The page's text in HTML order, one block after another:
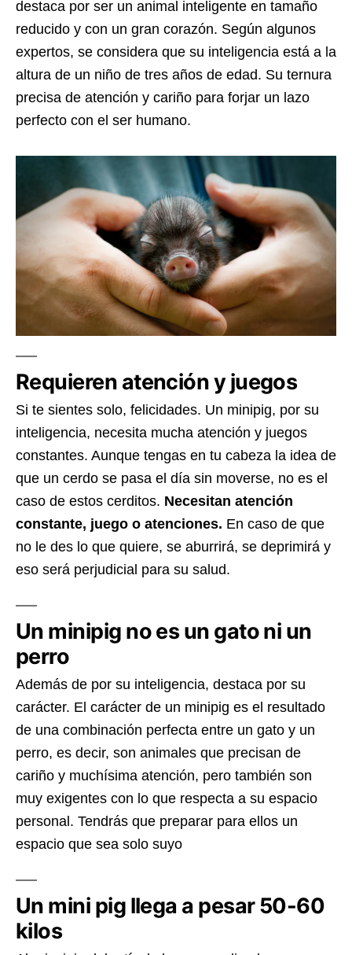
destaca por ser un animal inteligente en tamaño
reducido y con un gran corazón. Según algunos
expertos, se considera que su inteligencia está a la
altura de un niño de tres años de edad. Su ternura
precisa de atención y cariño para forjar un lazo
perfecto con el ser humano.
Requieren atención y juegos
Si te sientes solo, felicidades. Un minipig, por su
inteligencia, necesita mucha atención y juegos
constantes. Aunque tengas en tu cabeza la idea de
que un cerdo se pasa el día sin moverse, no es el
caso de estos cerditos. Necesitan atención
constante, juego o atenciones. En caso de que
no le des lo que quiere, se aburrirá, se deprimirá y
eso será perjudicial para su salud.
Un minipig no es un gato ni un
perro
Además de por su inteligencia, destaca por su
carácter. El carácter de un minipig es el resultado
de una combinación perfecta entre un gato y un
perro, es decir, son animales que precisan de
cariño y muchísima atención, pero también son
muy exigentes con lo que respecta a su espacio
personal. Tendrás que preparar para ellos un
espacio que sea solo suyo
Un mini pig llega a pesar 50-60
kilos